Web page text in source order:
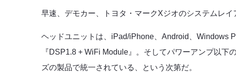
早速、デモカー、トヨタ・マークXジオのシステムレイ
ヘッドユニットは、iPad/iPhone、Android、Windows
『DSP1.8 + WiFi Module』。そしてパワーアンプ以下
ズの製品で統一されている、という次第だ。